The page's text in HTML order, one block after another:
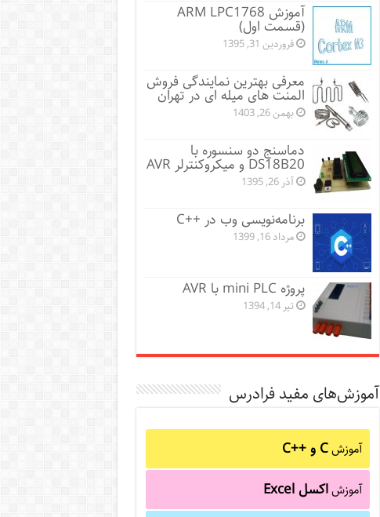
آموزش ARM LPC1768
(قسمت اول)
فروردین 31, 1395
معرفی بهترین نمایندگی فروش
المنت های میله ای در تهران
بهمن 26, 1403
دماسنج دو سنسوره با
DS18B20 و میکروکنترلر AVR
آذر 26, 1395
برنامه‌نویسی وب در ++C
مرداد 16, 1399
پروژه mini PLC با AVR
تیر 14, 1394
آموزش‌های مفید فرادرس
آموزشC و C++‎
آموزشاکسل Excel